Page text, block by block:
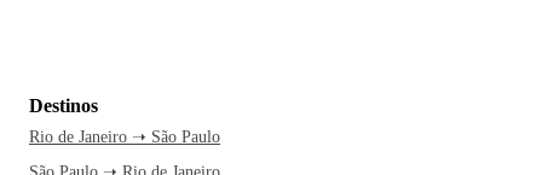
Destinos
Rio de Janeiro ➝ São Paulo